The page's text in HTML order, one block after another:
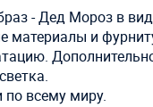
- Дед Мороз в
материалы и
по всему миру.